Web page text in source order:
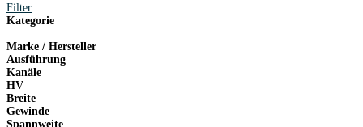
Filter
Kategorie
Marke / Hersteller
Ausführung
Kanäle
HV
Breite
Gewinde
Spannweite